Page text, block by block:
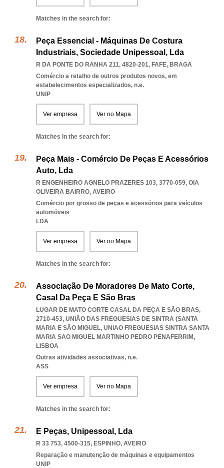
Matches in the search for:
Peça Essencial - Máquinas De Costura
Industriais, Sociedade Unipessoal, Lda
R DA PONTE DO RANHA 211, 4820-201, FAFE, BRAGA
Comércio a retalho de outros produtos novos, em
estabelecimentos especializados, n.e.
UNIP
Ver empresa Ver no Mapa
Matches in the search for:
Peça Mais - Comércio De Peças E Acessórios
Auto, Lda
R ENGENHEIRO AGNELO PRAZERES 103, 3770-059, OIA
OLIVEIRA BAIRRO, AVEIRO
Comércio por grosso de peças e acessórios para veículos
automóveis
LDA
Ver empresa Ver no Mapa
Matches in the search for:
Associação De Moradores De Mato Corte,
Casal Da Peça E São Bras
LUGAR DE MATO CORTE CASAL DA PEÇA E SÃO BRAS,
2710-453, UNIÃO DAS FREGUESIAS DE SINTRA (SANTA
MARIA E SÃO MIGUEL, UNIAO FREGUESIAS SINTRA SANTA
MARIA SAO MIGUEL MARTINHO PEDRO PENAFERRIM,
LISBOA
Outras atividades associativas, n.e.
ASS
Ver empresa Ver no Mapa
Matches in the search for:
E Peças, Unipessoal, Lda
R 33 753, 4500-315, ESPINHO, AVEIRO
Reparação e manutenção de máquinas e equipamentos
UNIP